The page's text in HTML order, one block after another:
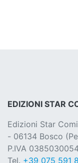
EDIZIONI STAR
Edizioni Star
- 06134 Bosco
P.IVA
Tel. +39 075 591